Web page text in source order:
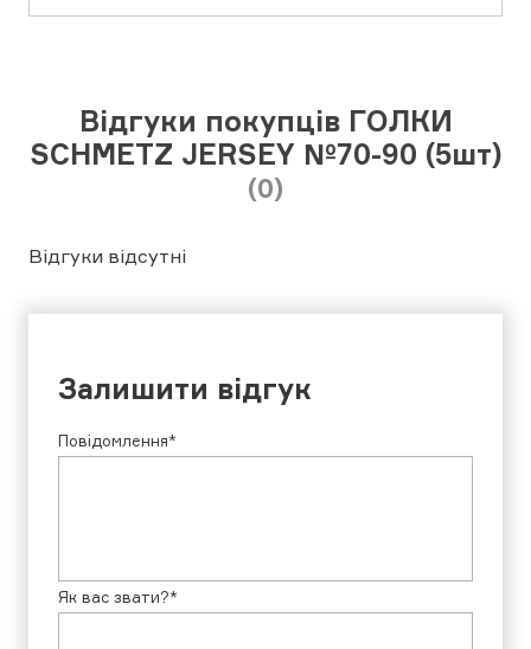
Відгуки покупців ГОЛКИ
SCHMETZ JERSEY №70-90 (5шт)
(0)
Відгуки відсутні
Залишити відгук
Повідомлення*
Як вас звати?*